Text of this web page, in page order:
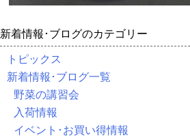
新着情報･ブログのカテゴリー
トピックス
新着情報･ブログ一覧
野菜の講習会
入荷情報
イベント･お買い得情報